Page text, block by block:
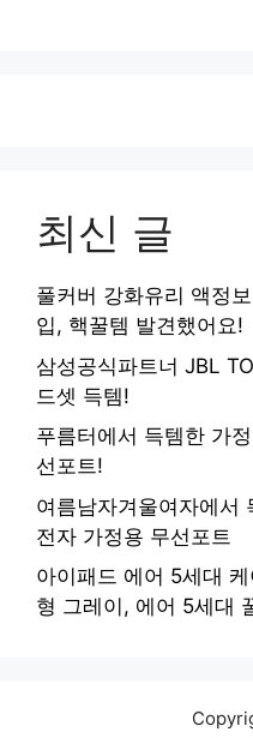
최신 글
풀커버 강화유리 액정
입, 핵꿀템 발견했어요!
삼성공식파트너 JBL
드셋 득템!
푸름터에서 득템한 가
선포트!
여름남자겨울여자에서
전자 가정용 무선포트
아이패드 에어 5세대
형 그레이, 에어 5세대